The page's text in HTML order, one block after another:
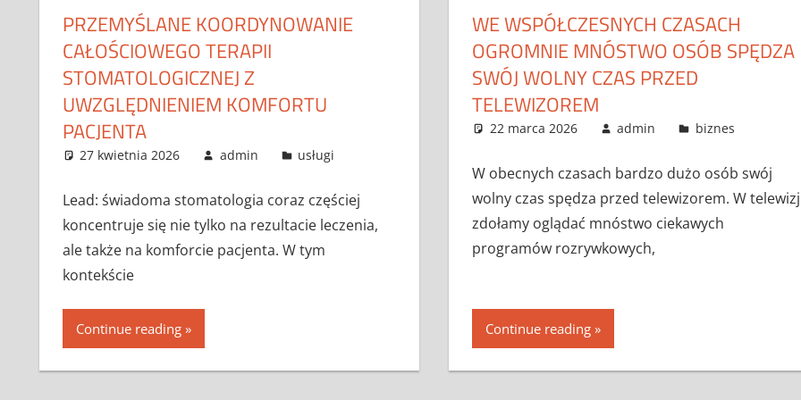
PRZEMYŚLANE KOORDYNOWANIE
CAŁOŚCIOWEGO TERAPII
STOMATOLOGICZNEJ Z
UWZGLĘDNIENIEM KOMFORTU
PACJENTA
27 kwietnia 2026 admin usługi
Lead: świadoma stomatologia coraz częściej
koncentruje się nie tylko na rezultacie leczenia,
ale także na komforcie pacjenta. W tym
kontekście
Continue reading
WE WSPÓŁCZESNYCH CZASACH
OGROMNIE MNÓSTWO OSÓB SPĘDZA
SWÓJ WOLNY CZAS PRZED
TELEWIZOREM
22 marca 2026 admin biznes
W obecnych czasach bardzo dużo osób swój
wolny czas spędza przed telewizorem. W
zdołamy oglądać mnóstwo ciekawych
programów rozrywkowych,
Continue reading